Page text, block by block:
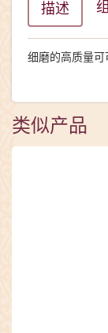
描述
细磨的高质量
类似产品